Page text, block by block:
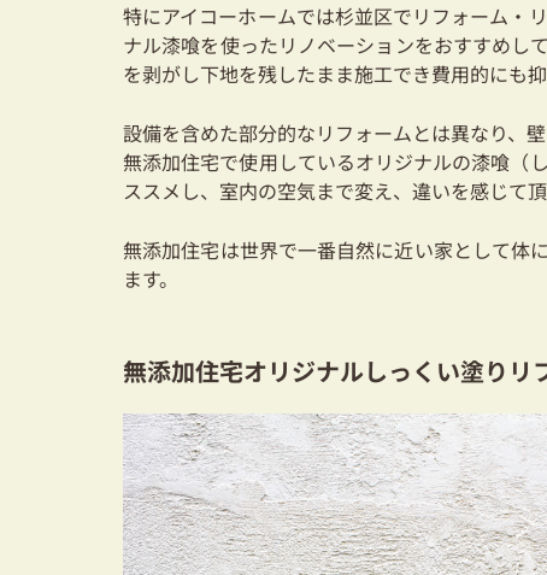
特にアイコーホームでは杉並区でリフォーム・
ナル漆喰を使ったリノベーションをおすすめし
を剥がし下地を残したまま施工でき費用的にも
設備を含めた部分的なリフォームとは異なり、
無添加住宅で使用しているオリジナルの漆喰（
ススメし、室内の空気まで変え、違いを感じて頂
無添加住宅は世界で一番自然に近い家として体
ます。
無添加住宅オリジナルしっくい塗りリ